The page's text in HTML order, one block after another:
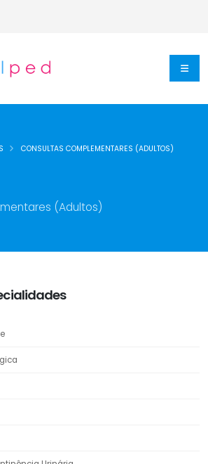
(Adultos)
CONSULTAS COMPLEMENTARES (ADULTOS)